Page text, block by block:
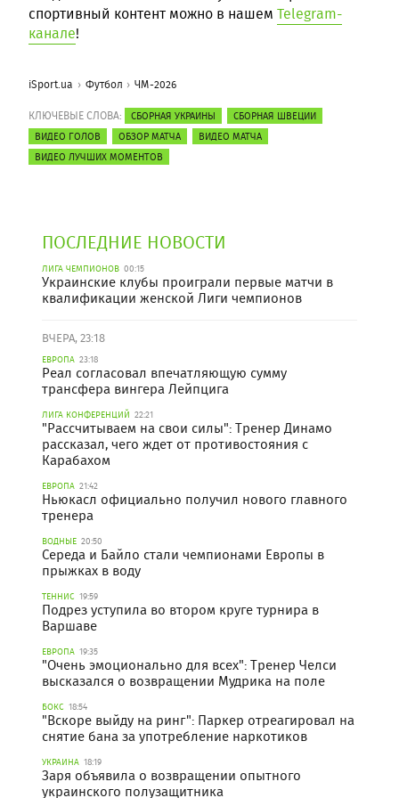
спортивный контент можно в нашем Telegram-
канале!
iSport.ua Футбол ЧМ-2026
КЛЮЧЕВЫЕ СЛОВА: СБОРНАЯ УКРАИНЫ
СБОРНАЯ ШВЕЦИИ
ВИДЕО ГОЛОВ
ОБЗОР МАТЧА
ВИДЕО МАТЧА
ВИДЕО ЛУЧШИХ МОМЕНТОВ
ПОСЛЕДНИЕ НОВОСТИ
ЛИГА ЧЕМПИОНОВ 00:15
Украинские клубы проиграли первые матчи в
квалификации женской Лиги чемпионов
ВЧЕРА, 23:18
ЕВРОПА 23:18
Реал согласовал впечатляющую сумму
трансфера вингера Лейпцига
ЛИГА КОНФЕРЕНЦИЙ 22:21
"Рассчитываем на свои силы": Тренер Динамо
рассказал, чего ждет от противостояния с
Карабахом
ЕВРОПА 21:42
Ньюкасл официально получил нового главного
тренера
ВОДНЫЕ 20:50
Середа и Байло стали чемпионами Европы в
прыжках в воду
ТЕННИС 19:59
Подрез уступила во втором круге турнира в
Варшаве
ЕВРОПА 19:35
"Очень эмоционально для всех": Тренер Челси
высказался о возвращении Мудрика на поле
БОКС 18:54
"Вскоре выйду на ринг": Паркер отреагировал на
снятие бана за употребление наркотиков
УКРАИНА 18:19
Заря объявила о возвращении опытного
украинского полузащитника